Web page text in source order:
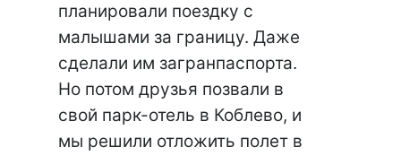
планировали поездку с
малышами за границу. Даже
сделали им загранпаспорта.
Но потом друзья позвали в
свой парк-отель в Коблево, и
мы решили отложить полет в